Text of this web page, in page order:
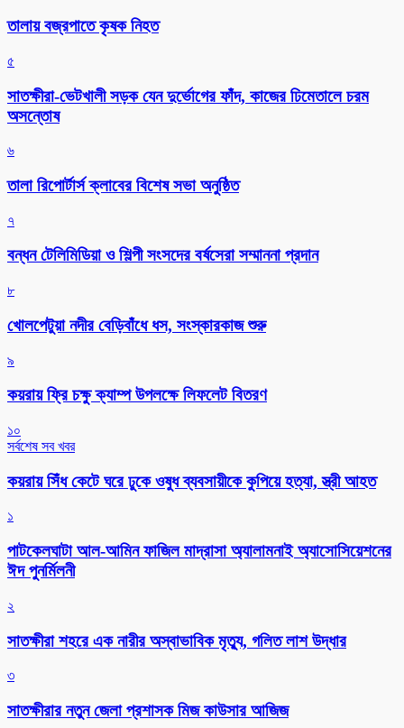
তালায় বজ্রপাতে কৃষক নিহত
৫
সাতক্ষীরা-ভেটখালী সড়ক যেন দুর্ভোগের ফাঁদ, কাজের ঢিমেতালে চরম
অসন্তোষ
৬
‎তালা রিপোর্টার্স ক্লাবের বিশেষ সভা অনুষ্ঠিত
৭
বন্ধন টেলিমিডিয়া ও শিল্পী সংসদের বর্ষসেরা সম্মাননা প্রদান
৮
খোলপেটুয়া নদীর বেড়িবাঁধে ধস, সংস্কারকাজ শুরু
৯
কয়রায় ফ্রি চক্ষু ক্যাম্প উপলক্ষে লিফলেট বিতরণ
১০
সর্বশেষ সব খবর
কয়রায় সিঁধ কেটে ঘরে ঢুকে ওষুধ ব্যবসায়ীকে কুপিয়ে হত্যা, স্ত্রী আহত
১
পাটকেলঘাটা আল-আমিন ফাজিল মাদ্রাসা অ্যালামনাই অ্যাসোসিয়েশনের
ঈদ পুনর্মিলনী
২
সাতক্ষীরা শহরে এক নারীর অস্বাভাবিক মৃত্যু, গলিত লাশ উদ্ধার
৩
সাতক্ষীরার নতুন জেলা প্রশাসক মিজ কাউসার আজিজ